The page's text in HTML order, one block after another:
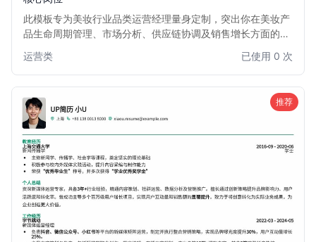
此模板专为美妆行业品类运营经理量身定制，突出你在美妆产
品生命周期管理、市场分析、供应链协调及销售增长方面的核
美妆品类运营的专业度与实战经验，助力你在竞争激烈的美妆
市场中脱颖而出，获得心仪的面试机会。
运营类 已使用 0 次
推荐